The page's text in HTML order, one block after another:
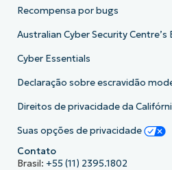
Recompensa por bugs
Australian Cyber Security Centre’s
Cyber Essentials
Declaração sobre escravidão
Direitos de privacidade da
Suas opções de privacidade
Contato
Brasil: +55 (11) 2395.1802